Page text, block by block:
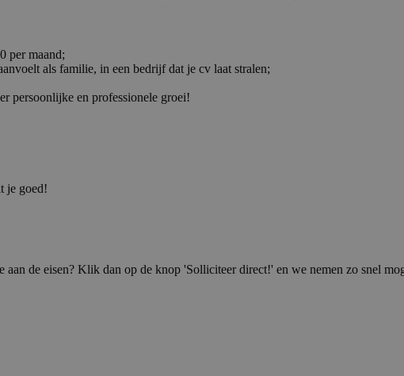
per maand;
als familie, in een bedrijf dat je cv laat stralen;
persoonlijke en professionele groei!
je goed!
de eisen? Klik dan op de knop 'Solliciteer direct!' en we nemen zo snel